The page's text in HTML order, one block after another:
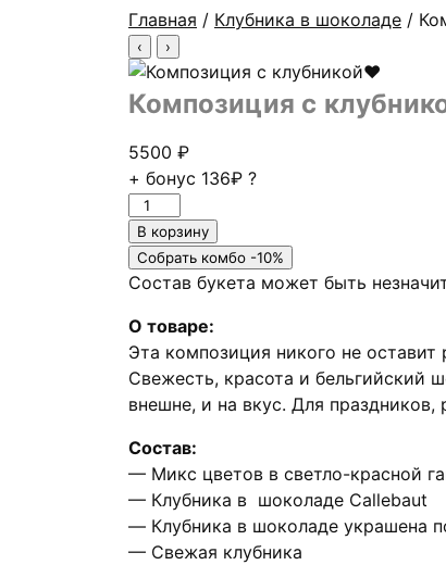
Главная / Клубника в шоколаде /
‹ ›
Композиция с
5500 ₽
+ бонус 136₽ ?
Количество
товара
Композиция
с
❤
В корзину
Собрать комбо -10%
Состав букета может быть
О товаре:
Эта композиция никого не
Свежесть, красота и бельгийский
внешне, и на вкус. Для
Состав:
— Микс цветов в светло-красной
— Клубника в шоколаде Callebaut
— Клубника в шоколаде украшена
— Свежая клубника